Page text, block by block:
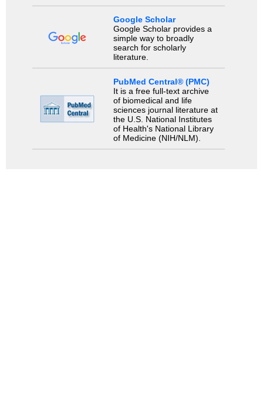
Google Scholar
Google Scholar provides a
simple way to broadly
search for scholarly
literature.
PubMed Central® (PMC)
It is a free full-text archive
of biomedical and life
sciences journal literature at
the U.S. National Institutes
of Health's National Library
of Medicine (NIH/NLM).